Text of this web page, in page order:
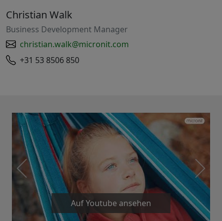
Christian Walk
Business Development Manager
christian.walk@micronit.com
+31 53 8506 850
Auf Youtube ansehen